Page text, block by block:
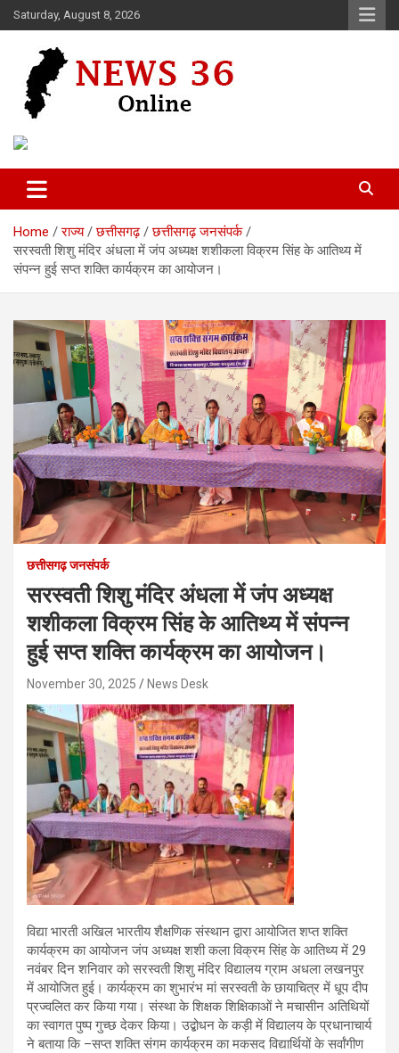
Skip
to
Saturday, August 8, 2026
News 36
Home राज्य छत्तीसगढ़
छत्तीसगढ़ जनसंपर्क
सरस्वती शिशु मंदिर अंधला में जंप अध्यक्ष शशीकला विक्रम सिंह के आतिथ्य में
संपन्न हुई सप्त शक्ति कार्यक्रम का आयोजन।
छत्तीसगढ़ जनसंपर्क
सरस्वती शिशु मंदिर अंधला में जंप अध्यक्ष
शशीकला विक्रम सिंह के आतिथ्य में संपन्न
हुई सप्त शक्ति कार्यक्रम का आयोजन।
November 30, 2025 News Desk
विद्या भारती अखिल भारतीय शैक्षणिक संस्थान द्वारा आयोजित शप्त शक्ति
कार्यक्रम का आयोजन जंप अध्यक्ष शशी कला विक्रम सिंह के आतिथ्य में 29
नवंबर दिन शनिवार को सरस्वती शिशु मंदिर विद्यालय ग्राम अधला लखनपुर
में आयोजित हुई। कार्यक्रम का शुभारंभ मां सरस्वती के छायाचित्र में धूप दीप
प्रज्वलित कर किया गया। संस्था के शिक्षक शिक्षिकाओं ने मचासीन अतिथियों
का स्वागत पुष्प गुच्छ देकर किया। उद्बोधन के कड़ी में विद्यालय के प्रधानाचार्य
ने बताया कि –सप्त शक्ति संगम कार्यक्रम का मकसद विद्यार्थियों के सर्वांगीण